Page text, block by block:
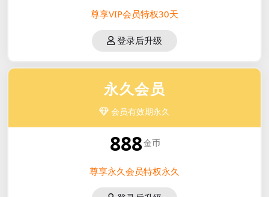
尊享VIP会员特权30天
登录后升级
永久会员
会员有效期永久
888金币
尊享永久会员特权永久